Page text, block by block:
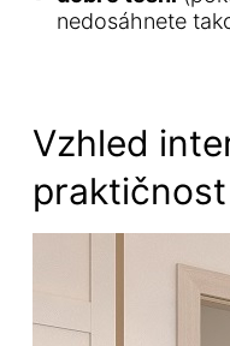
nedosáhnete
Vzhled
praktičnost